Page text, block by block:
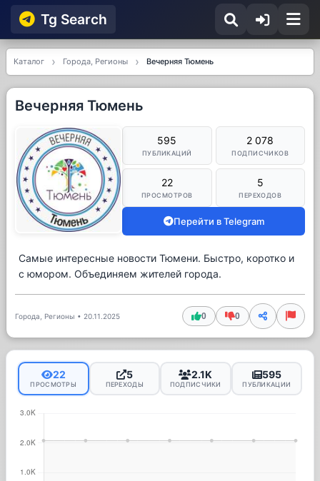
Tg Searсh
Каталог Города, Регионы Вечерняя Тюмень
Вечерняя Тюмень
595
ПУБЛИКАЦИЙ
2 078
ПОДПИСЧИКОВ
22
ПРОСМОТРОВ
5
ПЕРЕХОДОВ
Перейти в Telegram
Самые интересные новости Тюмени. Быстро, коротко и
с юмором. Объединяем жителей города.
Города, Регионы • 20.11.2025 0 0
22
ПРОСМОТРЫ
5
ПЕРЕХОДЫ
2.1K
ПОДПИСЧИКИ
595
ПУБЛИКАЦИИ